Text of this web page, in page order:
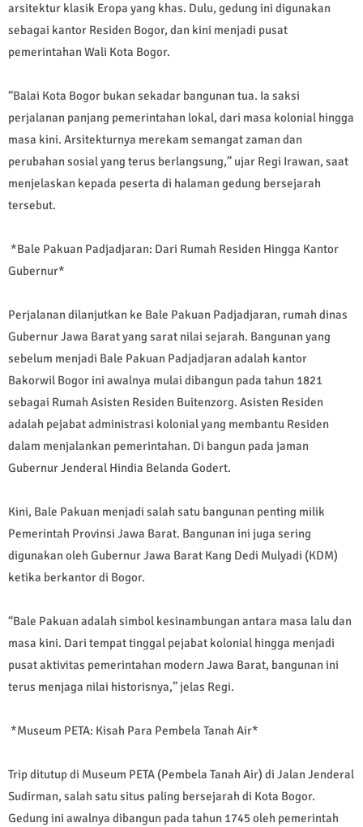
arsitektur klasik Eropa yang khas. Dulu, gedung ini digunakan
sebagai kantor Residen Bogor, dan kini menjadi pusat
pemerintahan Wali Kota Bogor.
“Balai Kota Bogor bukan sekadar bangunan tua. Ia saksi
perjalanan panjang pemerintahan lokal, dari masa kolonial hingga
masa kini. Arsitekturnya merekam semangat zaman dan
perubahan sosial yang terus berlangsung,” ujar Regi Irawan, saat
menjelaskan kepada peserta di halaman gedung bersejarah
tersebut.
*Bale Pakuan Padjadjaran: Dari Rumah Residen Hingga Kantor
Gubernur*
Perjalanan dilanjutkan ke Bale Pakuan Padjadjaran, rumah dinas
Gubernur Jawa Barat yang sarat nilai sejarah. Bangunan yang
sebelum menjadi Bale Pakuan Padjadjaran adalah kantor
Bakorwil Bogor ini awalnya mulai dibangun pada tahun 1821
sebagai Rumah Asisten Residen Buitenzorg. Asisten Residen
adalah pejabat administrasi kolonial yang membantu Residen
dalam menjalankan pemerintahan. Di bangun pada jaman
Gubernur Jenderal Hindia Belanda Godert.
Kini, Bale Pakuan menjadi salah satu bangunan penting milik
Pemerintah Provinsi Jawa Barat. Bangunan ini juga sering
digunakan oleh Gubernur Jawa Barat Kang Dedi Mulyadi (KDM)
ketika berkantor di Bogor.
“Bale Pakuan adalah simbol kesinambungan antara masa lalu dan
masa kini. Dari tempat tinggal pejabat kolonial hingga menjadi
pusat aktivitas pemerintahan modern Jawa Barat, bangunan ini
terus menjaga nilai historisnya,” jelas Regi.
*Museum PETA: Kisah Para Pembela Tanah Air*
Trip ditutup di Museum PETA (Pembela Tanah Air) di Jalan Jenderal
Sudirman, salah satu situs paling bersejarah di Kota Bogor.
Gedung ini awalnya dibangun pada tahun 1745 oleh pemerintah